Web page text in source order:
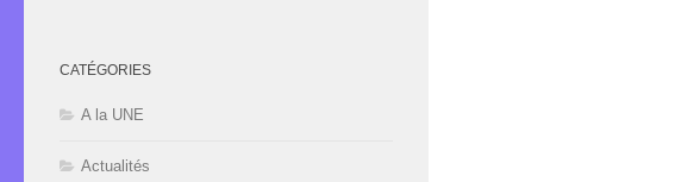
CATÉGORIES
A la UNE
Actualités